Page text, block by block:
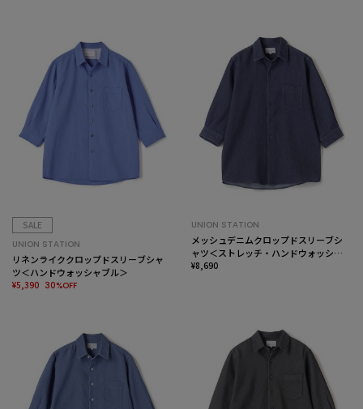
SALE
UNION STATION
リネンライククロップドスリーブシャ
ツ＜ハンドウォッシャブル＞
¥5,390 30%OFF
UNION STATION
メッシュデニムクロップドスリーブシ
ャツ＜ストレッチ・ハンドウォッシャ
ブル・通気性＞
¥8,690